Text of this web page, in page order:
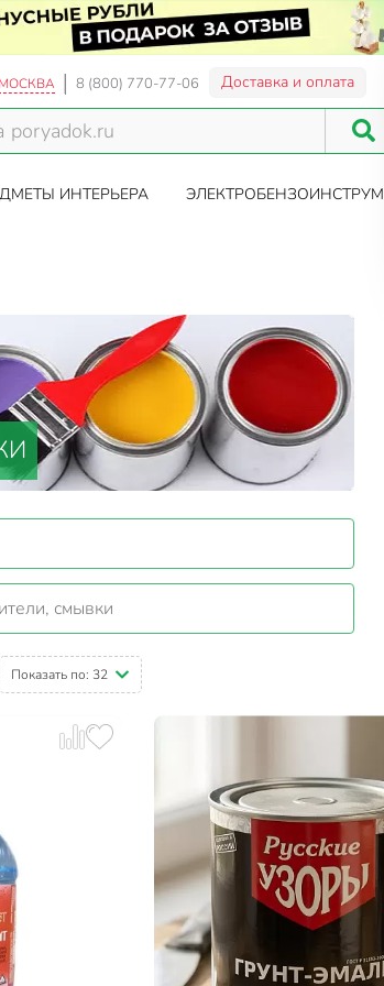
МОСКВА 8 (800) 770-77-06 Доставка и оплата
ИНТЕРЬЕРА
смывки
Показать по: 32